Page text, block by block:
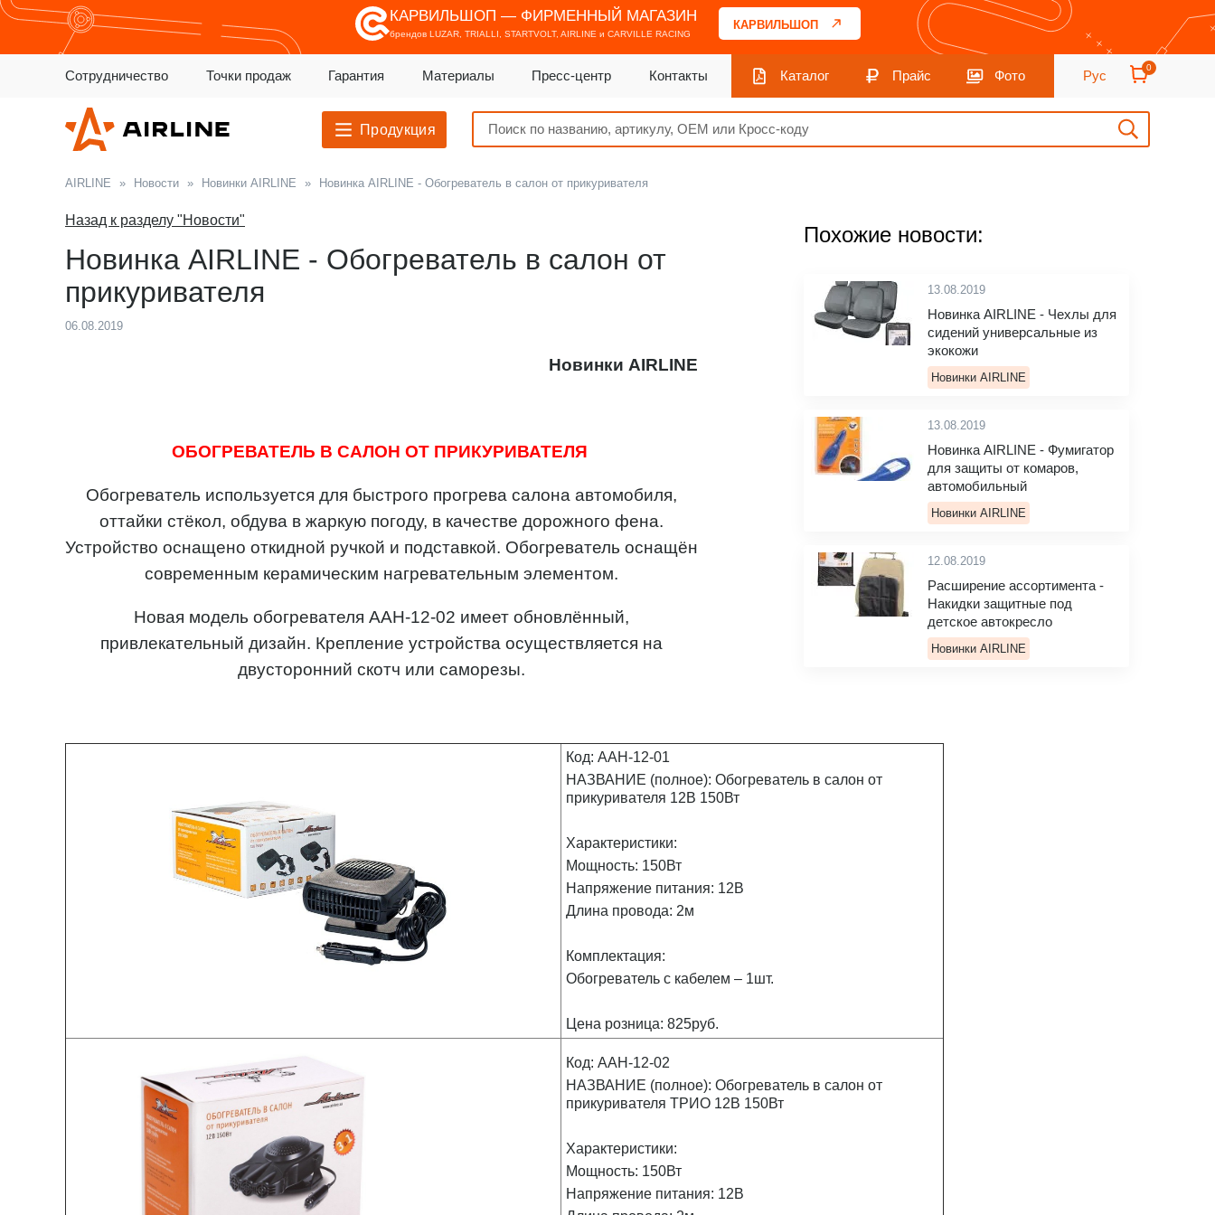
КАРВИЛЬШОП — ФИРМЕННЫЙ МАГАЗИН
брендов LUZAR, TRIALLI, STARTVOLT, AIRLINE и CARVILLE RACING
КАРВИЛЬШОП
Сотрудничество Точки продаж Гарантия Материалы Пресс-центр Контакты Каталог Прайс Фото Рус
0
Продукция
AIRLINE » Новости » Новинки AIRLINE » Новинка AIRLINE - Обогреватель в салон от прикуривателя
Назад к разделу "Новости"
Новинка AIRLINE - Обогреватель в салон от
прикуривателя
06.08.2019
Новинки AIRLINE
ОБОГРЕВАТЕЛЬ В САЛОН ОТ ПРИКУРИВАТЕЛЯ
Обогреватель используется для быстрого прогрева салона автомобиля,
оттайки стёкол, обдува в жаркую погоду, в качестве дорожного фена.
Устройство оснащено откидной ручкой и подставкой. Обогреватель оснащён
современным керамическим нагревательным элементом.
Новая модель обогревателя AAH-12-02 имеет обновлённый,
привлекательный дизайн. Крепление устройства осуществляется на
двусторонний скотч или саморезы.
Код: AAH-12-01
НАЗВАНИЕ (полное): Обогреватель в салон от
прикуривателя 12В 150Вт
Характеристики:
Мощность: 150Вт
Напряжение питания: 12В
Длина провода: 2м
Комплектация:
Обогреватель с кабелем – 1шт.
Цена розница: 825руб.
Код: AAH-12-02
НАЗВАНИЕ (полное): Обогреватель в салон от
прикуривателя ТРИО 12В 150Вт
Характеристики:
Мощность: 150Вт
Напряжение питания: 12В
Похожие новости:
13.08.2019
Новинка AIRLINE - Чехлы для
сидений универсальные из
экокожи
Новинки AIRLINE
13.08.2019
Новинка AIRLINE - Фумигатор
для защиты от комаров,
автомобильный
Новинки AIRLINE
12.08.2019
Расширение ассортимента -
Накидки защитные под
детское автокресло
Новинки AIRLINE